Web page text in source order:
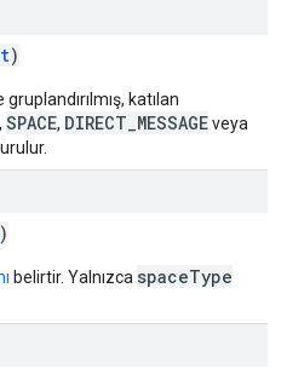
)
katılan
, SPACE, DIRECT_MESSAGEveya
)
belirtir. Yalnızca spaceType